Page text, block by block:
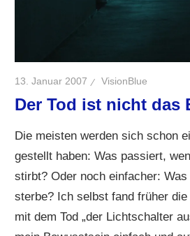
13. Januar 2007 VisionBlue
Der Tod ist nicht das
Die meisten werden sich schon
gestellt haben: Was passiert,
stirbt? Oder noch einfacher:
sterbe? Ich selbst fand früher
mit dem Tod „der Lichtschalter